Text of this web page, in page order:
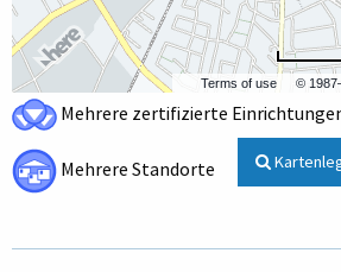
Terms of use ©
Mehrere zertifizierte
Mehrere Standorte